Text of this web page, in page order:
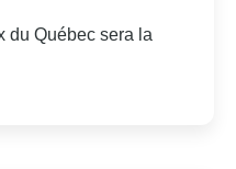
du Québec sera la